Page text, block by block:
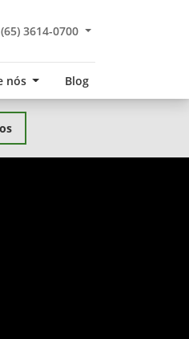
(65) 3614-0700
nós Blog